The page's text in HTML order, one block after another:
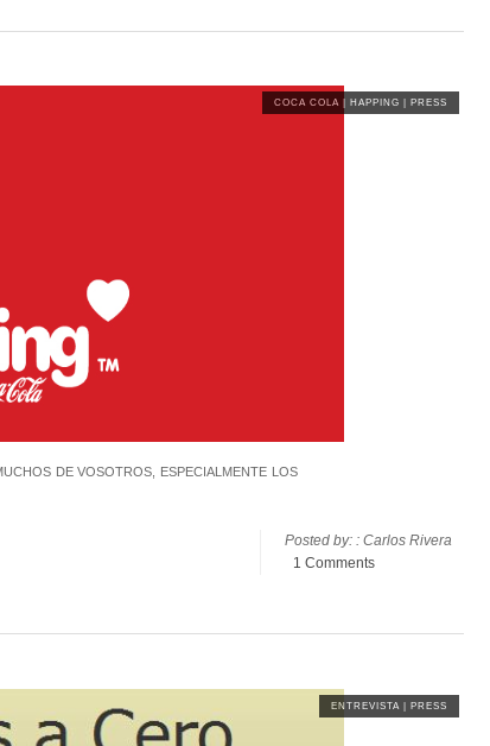
COCA COLA HAPPING PRESS
DE VOSOTROS, ESPECIALMENTE LOS
Posted by: : Carlos Rivera
1 Comments
ENTREVISTA PRESS